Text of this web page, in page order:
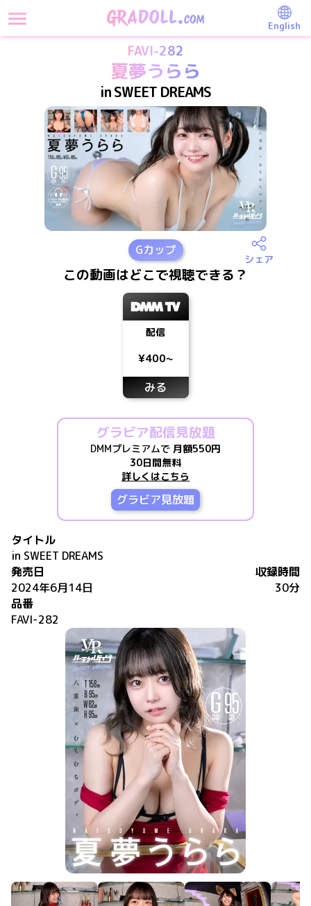
English
FAVI-282
夏夢うらら
in SWEET DREAMS
Gカップ
シェア
この動画はどこで視聴できる？
配信
¥400~
みる
グラビア配信見放題
DMMプレミアムで 月額550円
30日間無料
詳しくはこちら
グラビア見放題
タイトル
in SWEET DREAMS
発売日
2024年6月14日
収録時間
30分
品番
FAVI-282